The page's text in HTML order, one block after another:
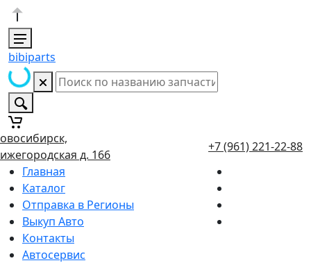
bibiparts
д. 166
+7 (961) 221-22-88
Главная
Каталог
Отправка в Регионы
Выкуп Авто
Контакты
Автосервис